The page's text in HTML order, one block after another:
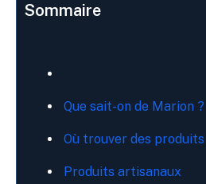
Sommaire
Que sait-on de Marion ?
Où trouver des
Produits artisanaux